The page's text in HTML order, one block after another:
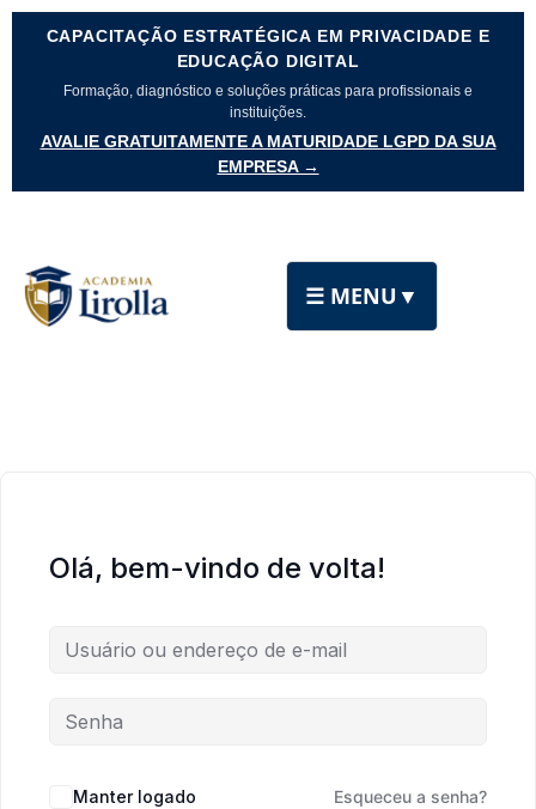
CAPACITAÇÃO ESTRATÉGICA EM PRIVACIDADE E
EDUCAÇÃO DIGITAL
Formação, diagnóstico e soluções práticas para profissionais e
instituições.
AVALIE GRATUITAMENTE A MATURIDADE LGPD DA SUA
EMPRESA →
☰ MENU ▼
Olá, bem-vindo de volta!
Manter logado Esqueceu a senha?